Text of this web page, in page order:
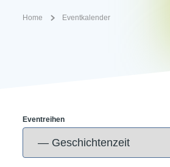
Home Eventkalender
Eventreihen